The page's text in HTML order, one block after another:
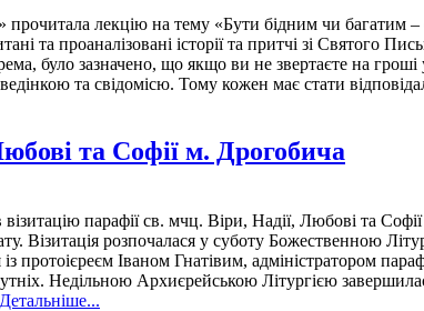
прочитала лекцію на тему «Бути бідним чи багатим
та проаналізовані історії та притчі зі Святого
було зазначено, що якщо ви не звертаєте на гроші
та свідомісю. Тому кожен має стати
та Софії м. Дрогобича
парафії св. мчц. Віри, Надії, Любові та
розпочалася у суботу Божественною
протоієреєм Іваном Гнатівим, адміністратором
Недільною Архиєрейською Літургією
Детальніше...